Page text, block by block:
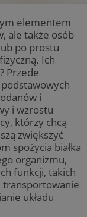
elementem
ale także osób
po prostu
Ich
Przede
i
i wzrostu
którzy chcą
zwiększyć
spożycia białka
organizmu,
funkcji, takich
transportowanie
układu